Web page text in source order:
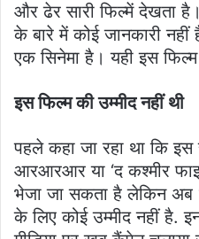
और ढेर सारी फिल्में देखता
के बारे में कोई जानकारी
एक सिनेमा है। यही इस
इस फिल्म की उम्मीद नहीं थी
पहले कहा जा रहा था कि
आरआरआर या ‘द कश्मीर
भेजा जा सकता है लेकिन अब
के लिए कोई उम्मीद नहीं है.